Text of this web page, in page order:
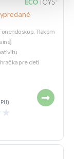
Tlakomer,
iné)
pre deti
★